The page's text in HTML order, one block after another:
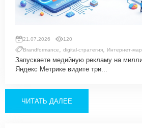
21.07.2026
120
Brandformance, digital-стратегия, Интернет-
Запускаете медийную рекламу на
Яндекс Метрике видите три...
ЧИТАТЬ ДАЛЕЕ